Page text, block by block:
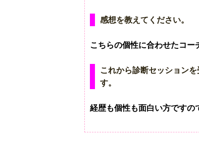
感想を教えてください。
こちらの個性に合わせたコー
これから診断セッション
す。
経歴も個性も面白い方ですの